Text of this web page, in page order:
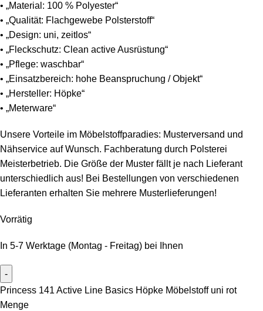
• „Material: 100 % Polyester“
• „Qualität: Flachgewebe Polsterstoff“
• „Design: uni, zeitlos“
• „Fleckschutz: Clean active Ausrüstung“
• „Pflege: waschbar“
• „Einsatzbereich: hohe Beanspruchung / Objekt“
• „Hersteller: Höpke“
• „Meterware“
Unsere Vorteile im Möbelstoffparadies: Musterversand und
Nähservice auf Wunsch. Fachberatung durch Polsterei
Meisterbetrieb. Die Größe der Muster fällt je nach Lieferant
unterschiedlich aus! Bei Bestellungen von verschiedenen
Lieferanten erhalten Sie mehrere Musterlieferungen!
Vorrätig
In 5-7 Werktage (Montag - Freitag) bei Ihnen
Princess 141 Active Line Basics Höpke Möbelstoff uni rot
Menge